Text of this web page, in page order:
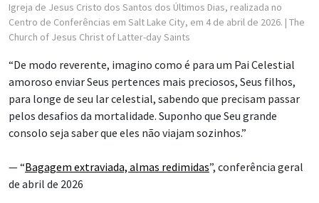
Igreja de Jesus Cristo dos Santos dos Últimos Dias, realizada no
Centro de Conferências em Salt Lake City, em 4 de abril de 2026. | The
Church of Jesus Christ of Latter-day Saints
“De modo reverente, imagino como é para um Pai Celestial
amoroso enviar Seus pertences mais preciosos, Seus filhos,
para longe de seu lar celestial, sabendo que precisam passar
pelos desafios da mortalidade. Suponho que Seu grande
consolo seja saber que eles não viajam sozinhos.”
— “Bagagem extraviada, almas redimidas”, conferência geral
de abril de 2026